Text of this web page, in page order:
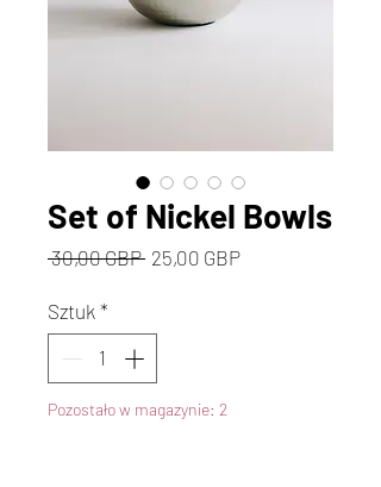
Set of Nickel Bowls
30,00 GBP Regularna
25,00 GBPCena
Sztuk *
Pozostało w magazynie: 2